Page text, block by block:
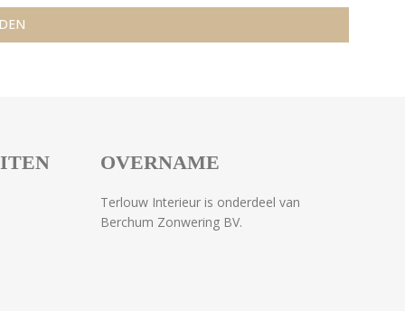
OVERNAME
Terlouw Interieur is onderdeel van
Berchum Zonwering BV.